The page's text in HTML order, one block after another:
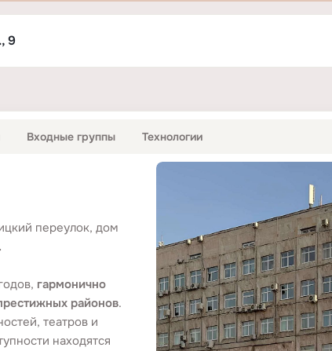
9
Входные группы Технологии
переулок, дом
гармонично
районов.
театров и
находятся